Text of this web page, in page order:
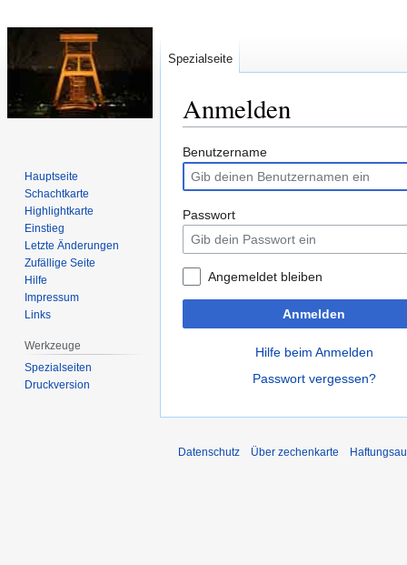
Anmelden
Zur
Navigation
springen
Zur
Suche
springen
Benutzername
Passwort
Angemeldet bleiben
Anmelden
Hilfe beim Anmelden
Passwort vergessen?
Spezialseite
Hauptseite
Schachtkarte
Highlightkarte
Einstieg
Letzte Änderungen
Zufällige Seite
Hilfe
Impressum
Links
Werkzeuge
Spezialseiten
Druckversion
Datenschutz Über zechenkarte